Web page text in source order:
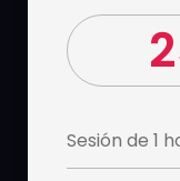
Sesión de 1